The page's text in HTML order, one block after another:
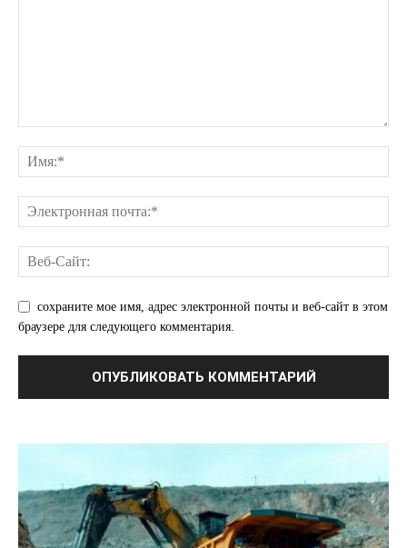
сохраните мое имя, адрес электронной почты и веб-сайт в этом
браузере для следующего комментария.